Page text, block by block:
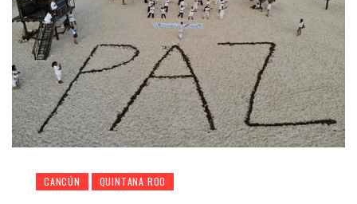
CANCÚN QUINTANA ROO